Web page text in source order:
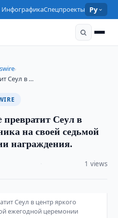
ИнфографикаСпецпроекты Ру
›
Сеул в …
превратит Сеул в
на своей седьмой
награждения.
1 views
Сеул в центр яркого
ежегодной церемонии